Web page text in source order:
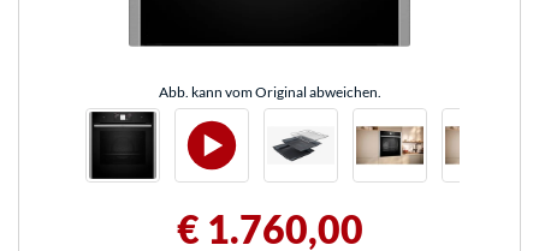
Abb. kann vom Original abweichen.
€ 1.760,00